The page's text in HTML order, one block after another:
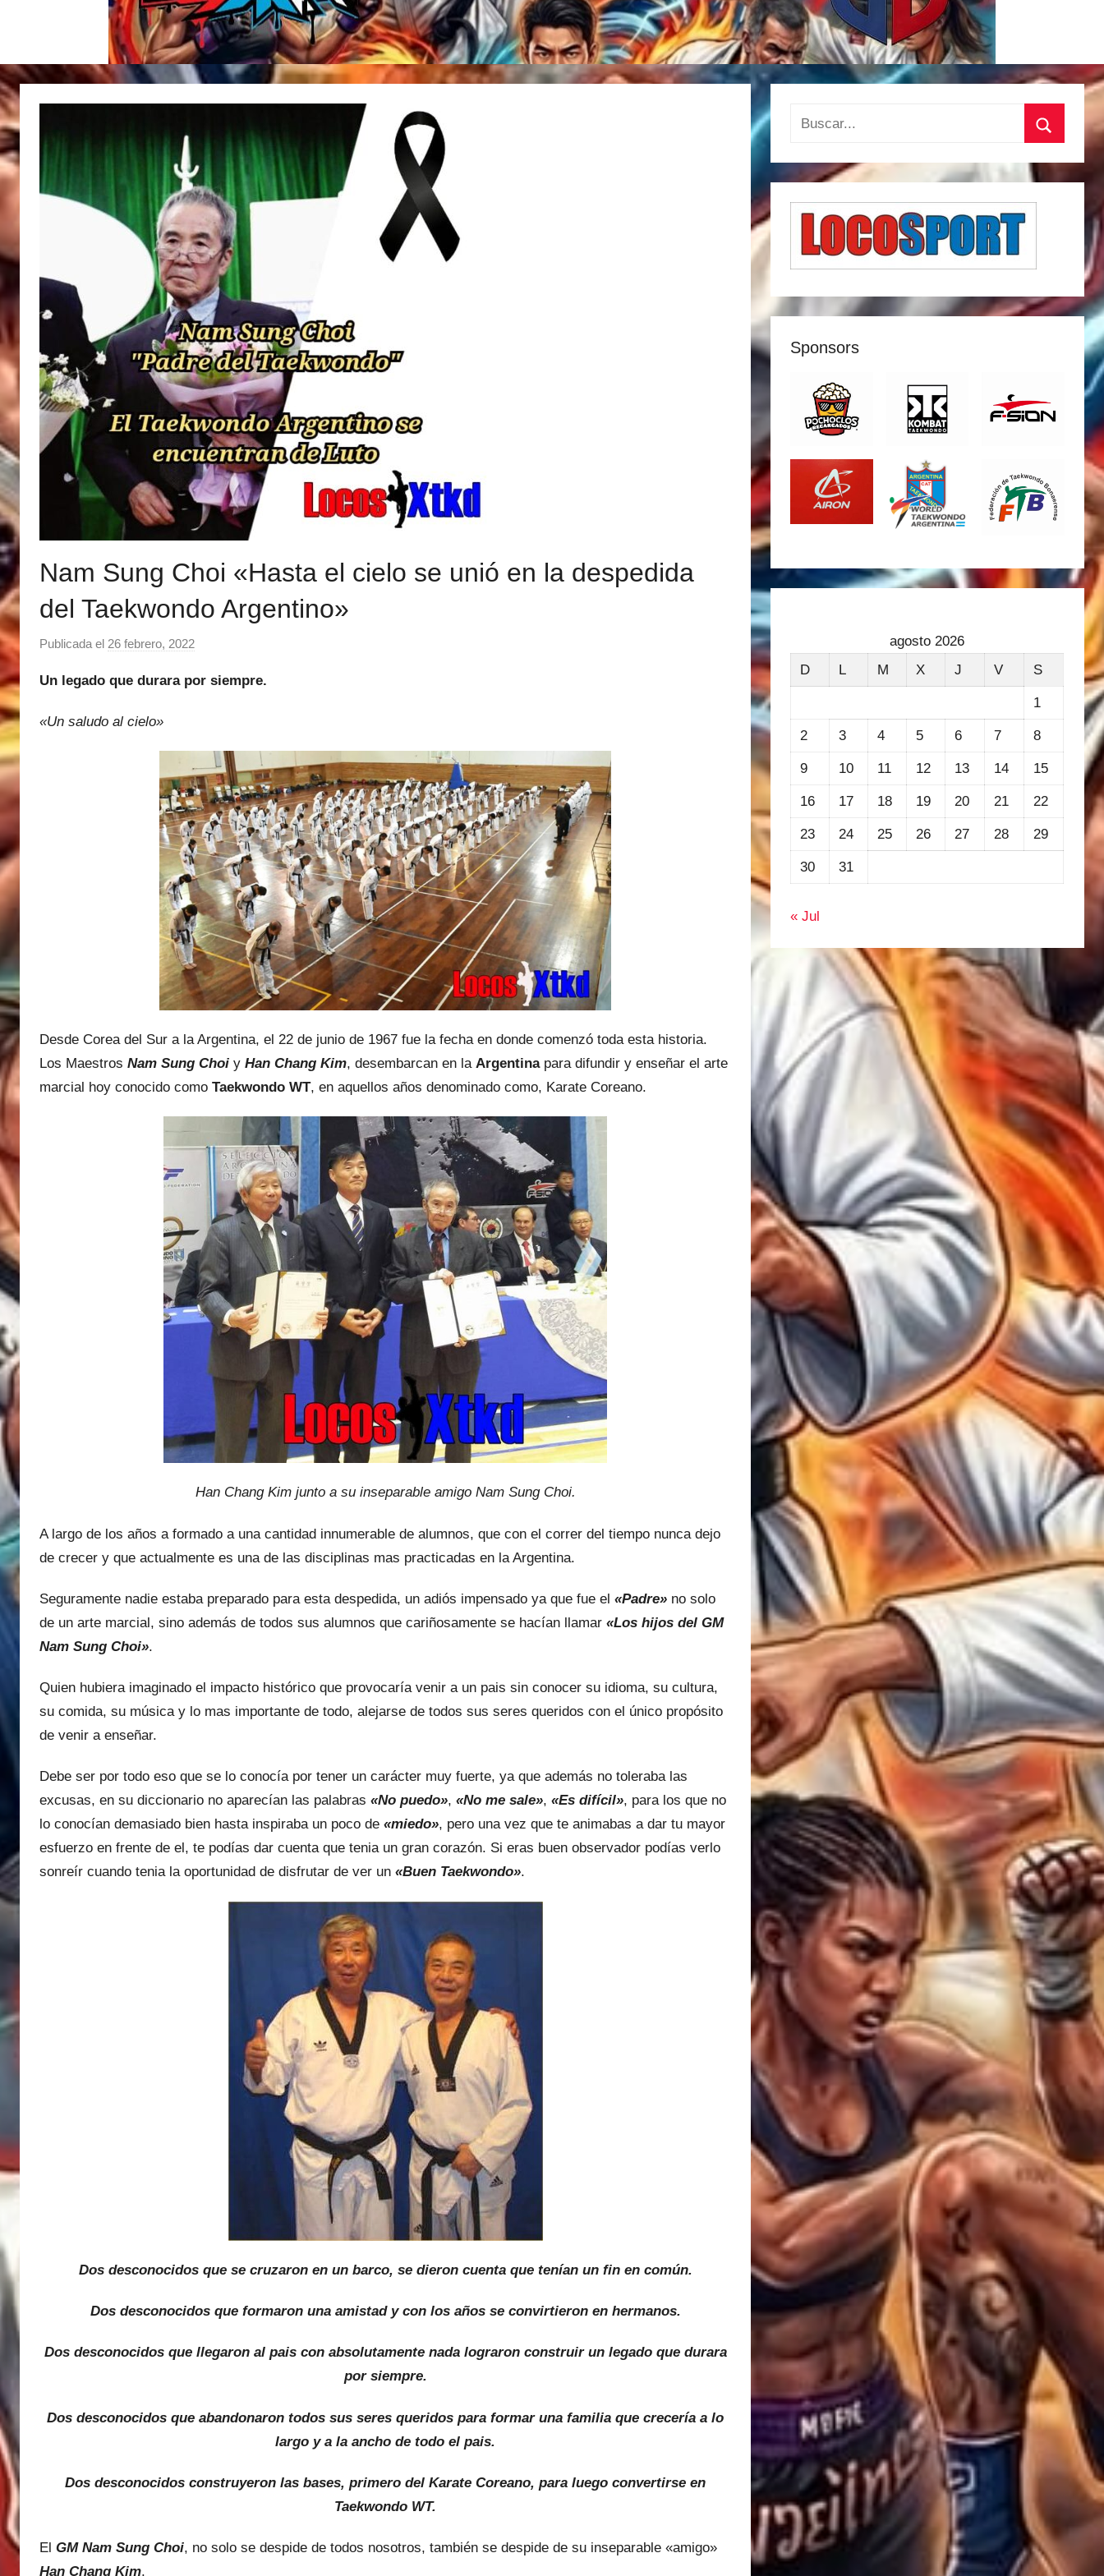
Nam Sung Choi «Hasta el cielo se unió en la despedida
del Taekwondo Argentino»
Publicada el 26 febrero, 2022
r
t
í
a
s
M
a
r
t
i
n
e
z
Un legado que durara por siempre.
«Un saludo al cielo»
Desde Corea del Sur a la Argentina, el 22 de junio de 1967 fue la fecha en donde comenzó toda esta historia.
Los Maestros Nam Sung Choi y Han Chang Kim, desembarcan en la Argentinapara difundir y enseñar el arte
marcial hoy conocido como Taekwondo WT, en aquellos años denominado como, Karate Coreano.
Han Chang Kim junto a su inseparable amigo Nam Sung Choi.
A largo de los años a formado a una cantidad innumerable de alumnos, que con el correr del tiempo nunca dejo
de crecer y que actualmente es una de las disciplinas mas practicadas en la Argentina.
Seguramente nadie estaba preparado para esta despedida, un adiós impensado ya que fue el «Padre» no solo
de un arte marcial, sino además de todos sus alumnos que cariñosamente se hacían llamar «Los hijos del GM
Nam Sung Choi».
Quien hubiera imaginado el impacto histórico que provocaría venir a un pais sin conocer su idioma, su cultura,
su comida, su música y lo mas importante de todo, alejarse de todos sus seres queridos con el único propósito
de venir a enseñar.
Debe ser por todo eso que se lo conocía por tener un carácter muy fuerte, ya que además no toleraba las
excusas, en su diccionario no aparecían las palabras «No puedo», «No me sale», «Es difícil», para los que no
lo conocían demasiado bien hasta inspiraba un poco de «miedo», pero una vez que te animabas a dar tu mayor
esfuerzo en frente de el, te podías dar cuenta que tenia un gran corazón. Si eras buen observador podías verlo
sonreír cuando tenia la oportunidad de disfrutar de ver un «Buen Taekwondo».
Dos desconocidos que se cruzaron en un barco, se dieron cuenta que tenían un fin en común.
Dos desconocidos que formaron una amistad y con los años se convirtieron en hermanos.
Dos desconocidos que llegaron al pais con absolutamente nada lograron construir un legado que durara
por siempre.
Dos desconocidos que abandonaron todos sus seres queridos para formar una familia que crecería a lo
largo y a la ancho de todo el pais.
Dos desconocidos construyeron las bases, primero del Karate Coreano, para luego convertirse en
Taekwondo WT.
El GM Nam Sung Choi, no solo se despide de todos nosotros, también se despide de su inseparable «amigo»
Han Chang Kim.
Buscar:
Buscar
Sponsors
agosto 2026
D
L M X J V S
1
2 3 4 5 6 7 8
9 10 11 12 13 14 15
16 17 18 19 20 21 22
23 24 25 26 27 28 29
30 31
« Jul